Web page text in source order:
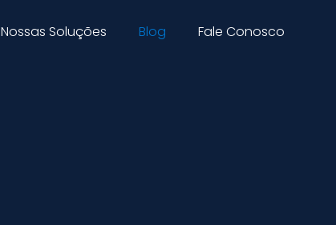
Nossas Soluções Blog Fale Conosco